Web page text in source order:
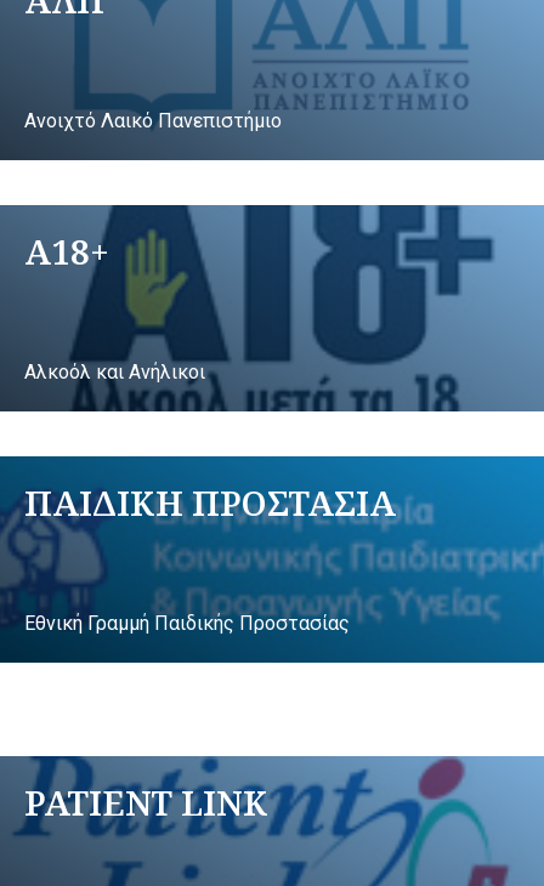
Ανοιχτό Λαικό Πανεπιστήμιο
A18+
Αλκοόλ και Ανήλικοι
ΠΑΙΔΙΚΗ ΠΡΟΣΤΑΣΙΑ
Εθνική Γραμμή Παιδικής Προστασίας
PATIENT LINK